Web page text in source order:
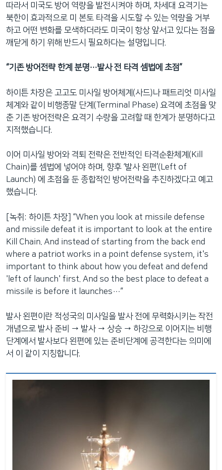
따라서 미국도 방어 역량을 발전시켜야 하며, 차세대 요격기는
북한이 효과적으로 미 본토 타격을 시도할 수 있는 역량을 거부
하고 어떤 변화를 모색하더라도 미국이 항상 앞서고 있다는 점을
깨닫게 하기 위해 반드시 필요하다는 설명입니다.
“기존 방어전략 한계 분명…발사 전 타격 셈법에 초점”
하이튼 차장은 고고도 미사일 방어체계(사드)나 패트리엇 미사일
체계와 같이 비행종말 단계(Terminal Phase) 요격에 초점을 맞
춘 기존 방어전략은 요격기 수량을 고려할 때 한계가 분명하다고
지적했습니다.
이어 미사일 방어와 격퇴 전략은 전반적인 타격순환체계(Kill
Chain)를 셈법에 넣어야 하며, 향후 ‘발사 왼편’(Left of
Launch) 에 초점을 둔 종합적인 방어전략을 추진하겠다고 예고
했습니다.
[녹취: 하이튼 차장] “When you look at missile defense
and missile defeat it is important to look at the entire
Kill Chain. And instead of starting from the back end
where a patriot works in a point defense system, it's
important to think about how you defeat and defend
'left of launch' first. And so the best place to defeat a
missile is before it launches…”
발사 왼편이란 적성국의 미사일을 발사 전에 무력화시키는 작전
개념으로 발사 준비 → 발사 → 상승 → 하강으로 이어지는 비행
단계에서 발사보다 왼편에 있는 준비단계에 공격한다는 의미에
서 이 같이 지칭합니다.